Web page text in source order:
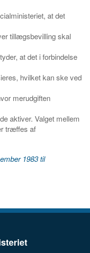
at det
tillægsbevilling skal
at det i forbindelse
hvilket kan ske ved
merudgiften
aktiver. Valget mellem
træffes af
1983 til